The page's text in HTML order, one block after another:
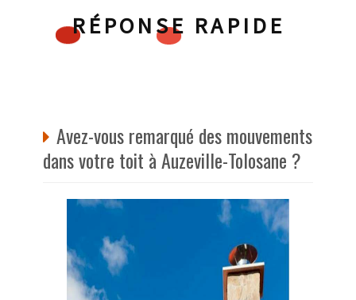
RÉPONSE RAPIDE
Avez-vous remarqué des mouvements
dans votre toit à Auzeville-Tolosane ?